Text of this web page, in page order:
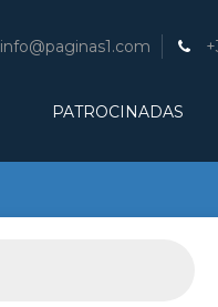
info@paginas1.com
PATROCINADAS